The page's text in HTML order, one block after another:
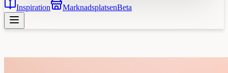
Inspiration
MarknadsplatsenBeta